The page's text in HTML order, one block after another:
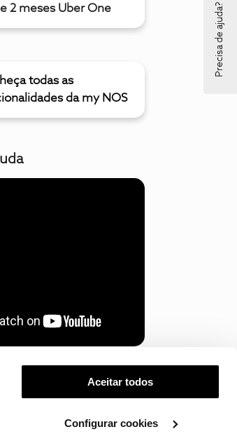
Aceitar todos
Configurar cookies
2 meses Uber One
todas as
da my NOS
Precisa de ajuda?